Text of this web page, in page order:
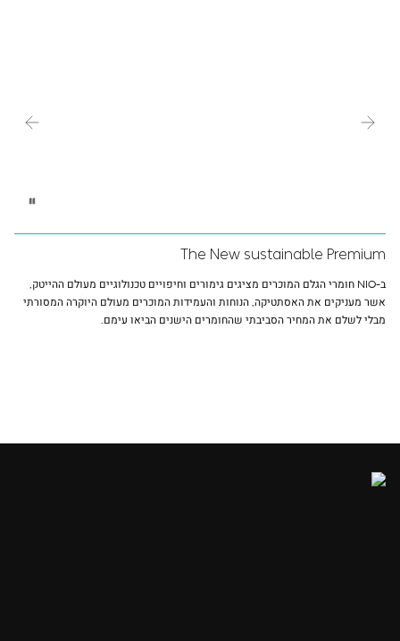
The New sustainable Premium
ב-NIO חומרי הגלם המוכרים מציגים גימורים וחיפויים טכנולוגיים מעולם ההייטק,
אשר מעניקים את האסתטיקה, הנוחות והעמידות המוכרים מעולם היוקרה המסורתי
מבלי לשלם את המחיר הסביבתי שהחומרים הישנים הביאו עימם.